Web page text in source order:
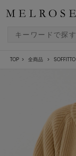
TOP 全商品 SOFFITTO